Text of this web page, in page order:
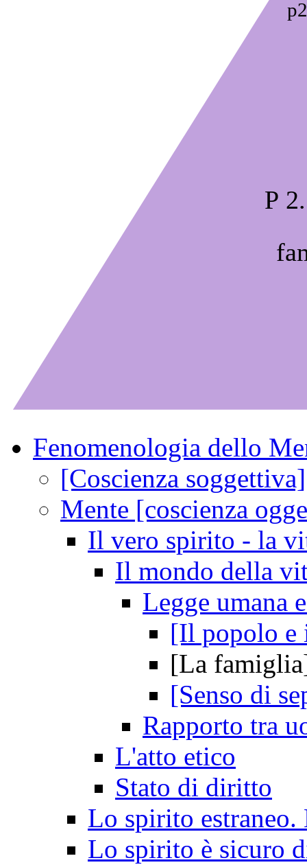
P
Fenomenologia dello
[Coscienza soggettiva]
Mente [coscienza
Il vero spirito - la
Il mondo della
Legge umana
[Il popolo e
[La
[Senso di
Rapporto tra
L'atto etico
Stato di diritto
Lo spirito estraneo.
Lo spirito è sicuro